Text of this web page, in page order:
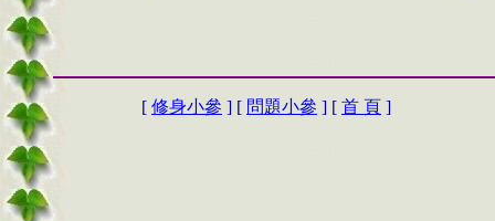
[ 修身小參 ] [ 問題小參 ] [ 首 頁 ]